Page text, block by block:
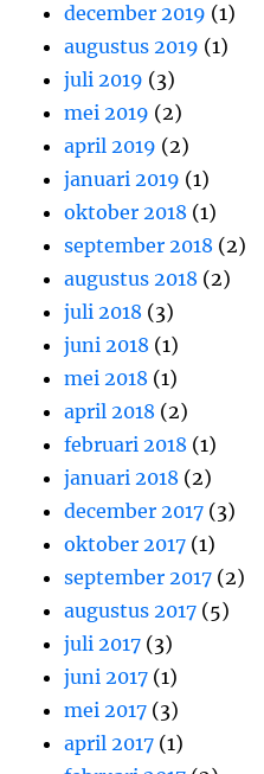
december 2019 (1)
augustus 2019 (1)
juli 2019 (3)
mei 2019 (2)
april 2019 (2)
januari 2019 (1)
oktober 2018 (1)
september 2018 (2)
augustus 2018 (2)
juli 2018 (3)
juni 2018 (1)
mei 2018 (1)
april 2018 (2)
februari 2018 (1)
januari 2018 (2)
december 2017 (3)
oktober 2017 (1)
september 2017 (2)
augustus 2017 (5)
juli 2017 (3)
juni 2017 (1)
mei 2017 (3)
april 2017 (1)